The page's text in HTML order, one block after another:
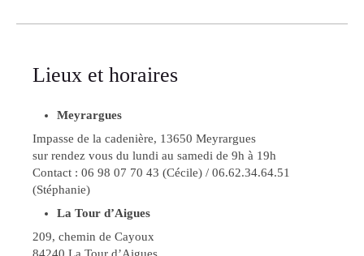
Lieux et horaires
Meyrargues
Impasse de la cadenière, 13650 Meyrargues
sur rendez vous du lundi au samedi de 9h à 19h
Contact : 06 98 07 70 43 (Cécile) / 06.62.34.64.51
(Stéphanie)
La Tour d’Aigues
209, chemin de Cayoux